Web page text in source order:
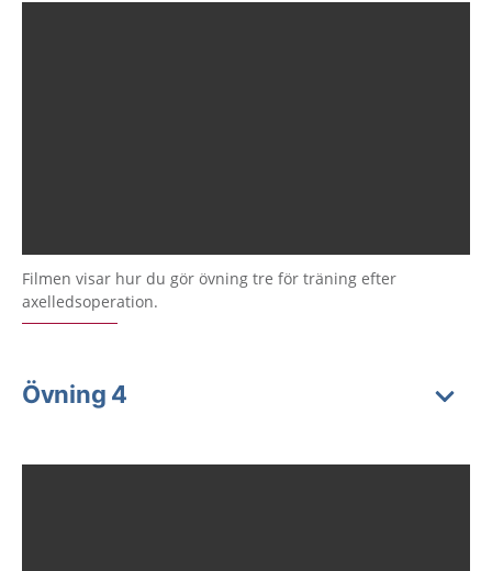
Filmen visar hur du gör övning tre för träning efter
axelledsoperation.
Övning 4